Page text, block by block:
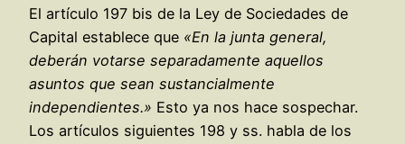
El artículo 197 bis de la Ley de Sociedades de
Capital establece que «En la junta general,
deberán votarse separadamente aquellos
asuntos que sean sustancialmente
independientes.» Esto ya nos hace sospechar.
Los artículos siguientes 198 y ss. habla de los